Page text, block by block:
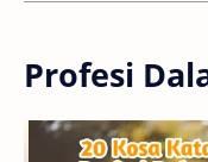
Profesi